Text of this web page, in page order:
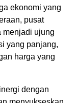
ekonomi yang
pusat
menjadi ujung
yang panjang,
harga yang
dengan